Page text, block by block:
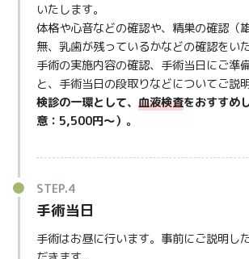
いたします。
体格や心音などの確認や、精巣の確認（
無、乳歯が残っているかなどの確認をい
手術の実施内容の確認、手術当日にご準
と、手術当日の段取りなどについてご説
検診の一環として、 血液検査をおすすめ
意：5,500円～）。
手術当日
手術はお昼に行います。事前にご説明し